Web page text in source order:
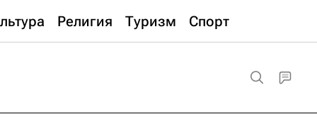
Религия Туризм Спорт